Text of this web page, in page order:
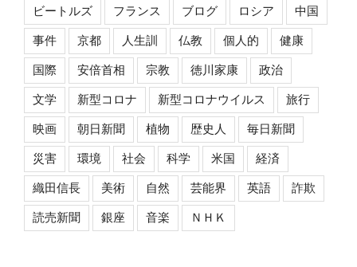
ビートルズ フランス ブログ ロシア 中国
事件 京都 人生訓 仏教 個人的 健康
国際 安倍首相 宗教 徳川家康 政治
文学 新型コロナ 新型コロナウイルス 旅行
映画 朝日新聞 植物 歴史人 毎日新聞
災害 環境 社会 科学 米国 経済
織田信長 美術 自然 芸能界 英語 詐欺
読売新聞 銀座 音楽 ＮＨＫ